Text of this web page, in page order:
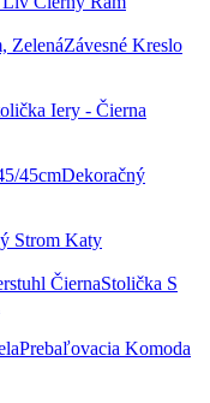
Závesné Kreslo
Iery - Čierna
Dekoračný
Strom Katy
Stolička S
Prebaľovacia Komoda